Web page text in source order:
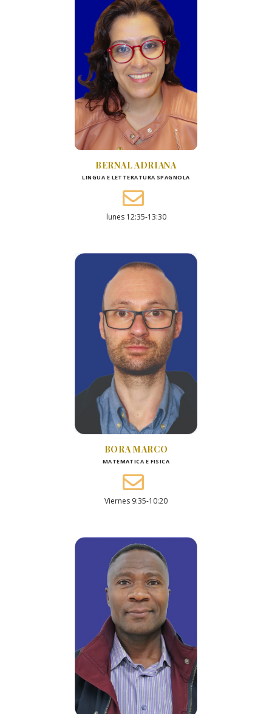
BERNAL ADRIANA
LINGUA E LETTERATURA SPAGNOLA
lunes 12:35-13:30
BORA MARCO
MATEMATICA E FISICA
Viernes 9:35-10:20